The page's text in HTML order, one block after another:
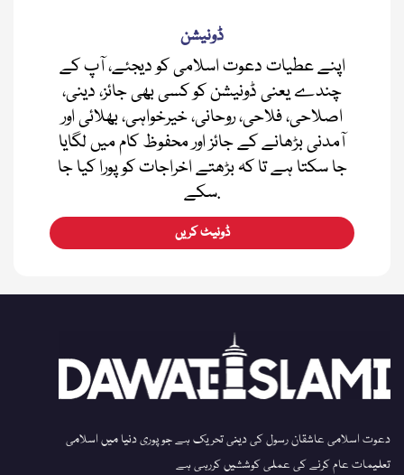
ڈونیشن
اپنے عطیات دعوت اسلامی کو دیجئے، آپ کے
چندے یعنی ڈونیشن کو کسی بھی جائز، دینی،
اصلاحی، فلاحی، روحانی، خیرخواہی، بھلائی اور
آمدنی بڑھانے کے جائز اور محفوظ کام میں لگایا
جا سکتا ہے تا کہ بڑھتے اخراجات کو پورا کیا جا
سکے.
ڈونیٹ کریں
دعوت اسلامی عاشقان رسول کی دینی تحریک ہے جو پوری دنیا میں اسلامی
تعلیمات عام کرنے کی عملی کوششیں کررہی ہے